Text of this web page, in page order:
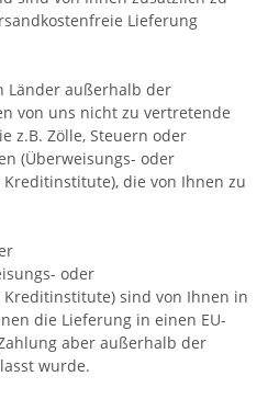
Lieferung
Länder außerhalb der
von uns nicht zu vertretende
z.B. Zölle, Steuern oder
(Überweisungs- oder
die von Ihnen zu
oder
Kreditinstitute) sind von Ihnen in
die Lieferung in einen EU-
aber außerhalb der
wurde.